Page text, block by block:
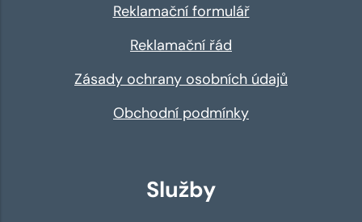
Reklamační formulář
Reklamační řád
Zásady ochrany osobních údajů
Obchodní podmínky
Služby